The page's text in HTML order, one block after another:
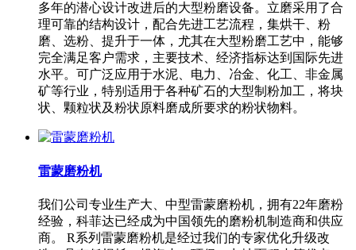
多年的潜心设计改进后的大型粉磨设备。立磨采用了合
理可靠的结构设计，配合先进工艺流程，集烘干、粉
磨、选粉、提升于一体，尤其在大型粉磨工艺中，能够
完全满足客户需求，主要技术、经济指标达到国际先进
水平。可广泛应用于水泥、电力、冶金、化工、非金属
矿等行业，特别适用于各种矿石的大型制粉加工，将块
状、颗粒状及粉状原料磨成所要求的粉状物料。
雷蒙磨粉机
我们公司专业生产大、中型雷蒙磨粉机，拥有22年磨粉
经验，科菲达已经成为中国领先的磨粉机制造商和供应
商。 R系列雷蒙磨粉机是经过我们的专家优化升级改